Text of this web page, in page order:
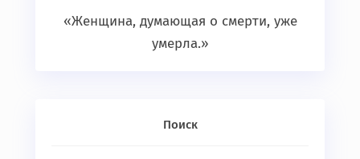
«Женщина, думающая о смерти, уже
умерла.»
Поиск